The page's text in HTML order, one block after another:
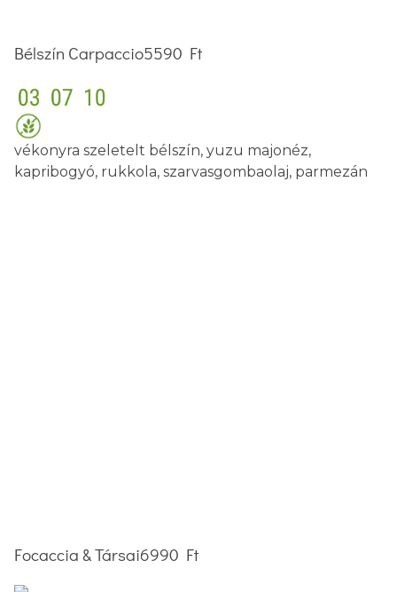
Bélszín Carpaccio5590 Ft
vékonyra szeletelt bélszín, yuzu majonéz,
kapribogyó, rukkola, szarvasgombaolaj, parmezán
Focaccia & Társai6990 Ft